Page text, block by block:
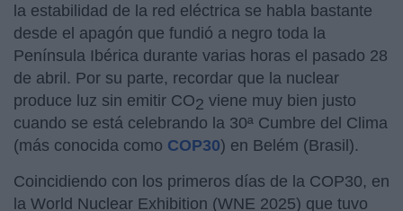
la estabilidad de la red eléctrica se habla bastante
desde el apagón que fundió a negro toda la
Península Ibérica durante varias horas el pasado 28
de abril. Por su parte, recordar que la nuclear
produce luz sin emitir CO2 viene muy bien justo
cuando se está celebrando la 30ª Cumbre del Clima
(más conocida como COP30) en Belém (Brasil).
Coincidiendo con los primeros días de la COP30, en
la World Nuclear Exhibition (WNE 2025) que tuvo